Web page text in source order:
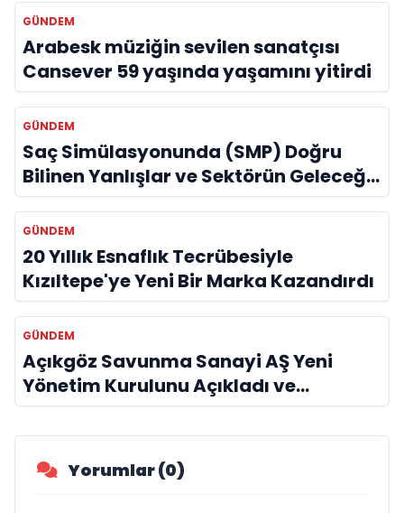
GÜNDEM
Arabesk müziğin sevilen sanatçısı
Cansever 59 yaşında yaşamını yitirdi
GÜNDEM
Saç Simülasyonunda (SMP) Doğru
Bilinen Yanlışlar ve Sektörün Geleceği:
Onur Akdeniz ile Özel Röportaj
GÜNDEM
20 Yıllık Esnaflık Tecrübesiyle
Kızıltepe'ye Yeni Bir Marka Kazandırdı
GÜNDEM
Açıkgöz Savunma Sanayi AŞ Yeni
Yönetim Kurulunu Açıkladı ve
Savunma Sanayinde Küresel Vizyon
Vurgusu
Yorumlar (0)